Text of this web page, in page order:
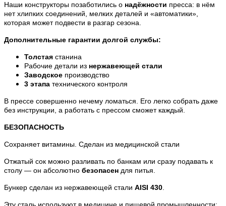
Наши конструкторы позаботились о надёжности пресса: в нём
нет хлипких соединений, мелких деталей и «автоматики»,
которая может подвести в разгар сезона.
Дополнительные гарантии долгой службы:
Толстая станина
Рабочие детали из нержавеющей стали
Заводское производство
3 этапа технического контроля
В прессе совершенно нечему ломаться. Его легко собрать даже
без инструкции, а работать с прессом сможет каждый.
БЕЗОПАСНОСТЬ
Сохраняет витамины. Сделан из медицинской стали
Отжатый сок можно разливать по банкам или сразу подавать к
столу — он абсолютно безопасен для питья.
Бункер сделан из нержавеющей стали AISI 430